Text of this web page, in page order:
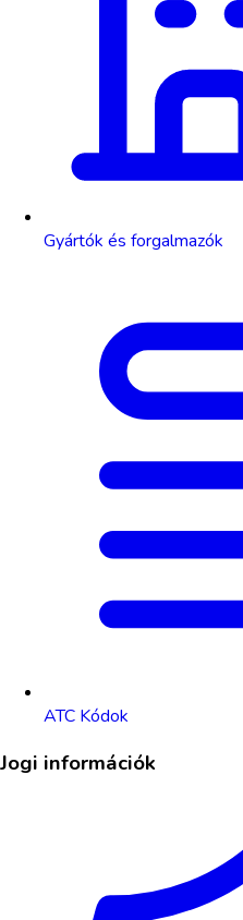
Gyártók és forgalmazók
ATC Kódok
Jogi információk